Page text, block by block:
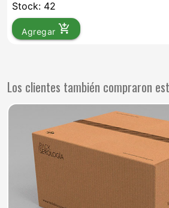
Stock: 42
Agregar add_shopping_cart
Los clientes también compraron